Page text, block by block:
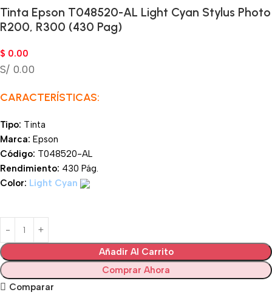
Tinta Epson T048520-AL Light Cyan Stylus Photo
R200, R300 (430 Pag)
$ 0.00
S/ 0.00
CARACTERÍSTICAS:
Tipo: Tinta
Marca: Epson
Código: T048520-AL
Rendimiento: 430 Pág.
Color: Light Cyan
Añadir Al Carrito
Comprar Ahora
Comparar